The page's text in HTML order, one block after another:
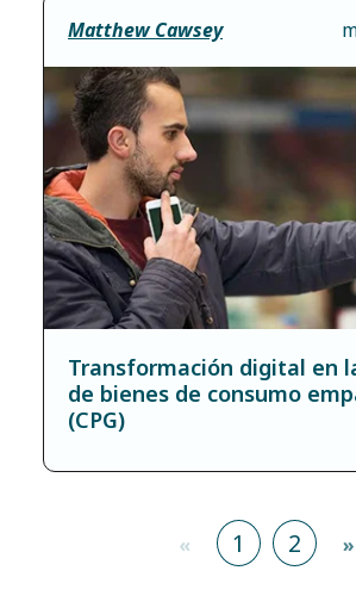
Matthew Cawsey
Transformación digital en
de bienes de consumo
(CPG)
« 1 2 »